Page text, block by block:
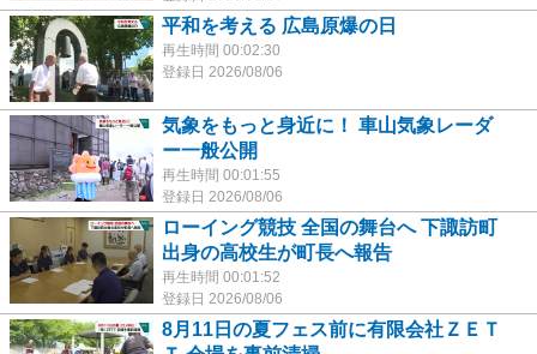
平和を考える 広島原爆の日
再生時間 00:02:30
登録日 2026/08/06
気象をもっと身近に！ 車山気象レーダ
ー一般公開
再生時間 00:01:55
登録日 2026/08/06
ローイング競技 全国の舞台へ 下諏訪町
出身の高校生が町長へ報告
再生時間 00:01:52
登録日 2026/08/06
8月11日の夏フェス前に有限会社ＺＥＴ